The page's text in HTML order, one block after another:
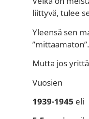
liittyvä, tulee
Yleensä sen
Mutta jos
Vuosien
1939-1945 eli